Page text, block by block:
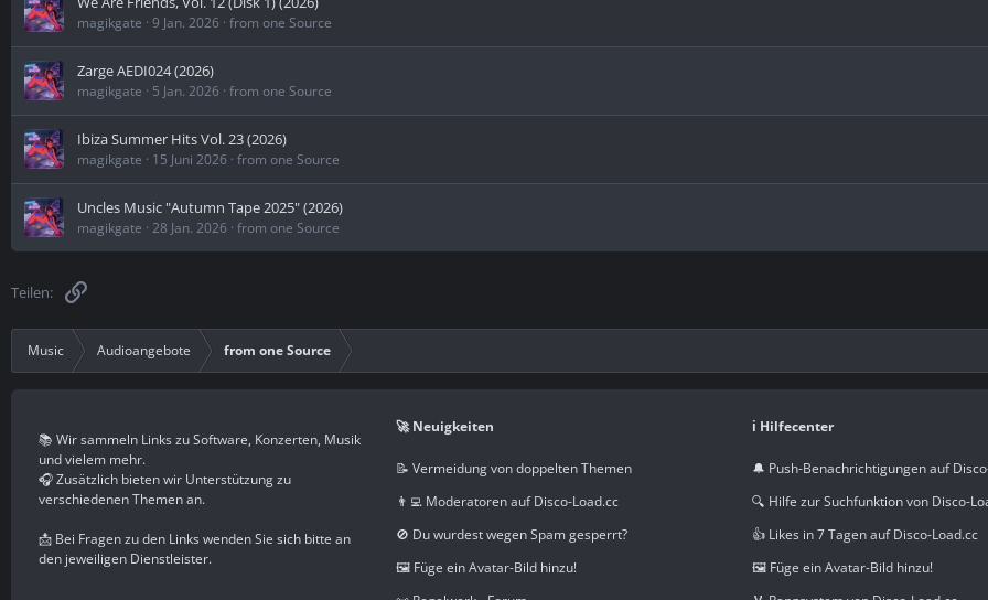
magikgate 9 Jan. 2026 from one Source
Zarge AEDI024 (2026)
magikgate 5 Jan. 2026 from one Source
Ibiza Summer Hits Vol. 23 (2026)
magikgate 15 Juni 2026 from one Source
Uncles Music "Autumn Tape 2025" (2026)
magikgate 28 Jan. 2026 from one Source
Teilen: Link
Music Audioangebote from one Source
📚 Wir sammeln Links zu Software, Konzerten, Musik
und vielem mehr.
🎧 Zusätzlich bieten wir Unterstützung zu
verschiedenen Themen an.
📩 Bei Fragen zu den Links wenden Sie sich bitte an
den jeweiligen Dienstleister.
🚀 Neuigkeiten
📝 Vermeidung von doppelten Themen
👨‍💻 Moderatoren auf Disco-Load.cc
🚫 Du wurdest wegen Spam gesperrt?
🖼️ Füge ein Avatar-Bild hinzu!
ℹ️ Hilfecenter
🔔 Push-Benachrichtigungen auf
🔍 Hilfe zur Suchfunktion von Disco-
👍 Likes in 7 Tagen auf Disco-Load.cc
🖼️ Füge ein Avatar-Bild hinzu!